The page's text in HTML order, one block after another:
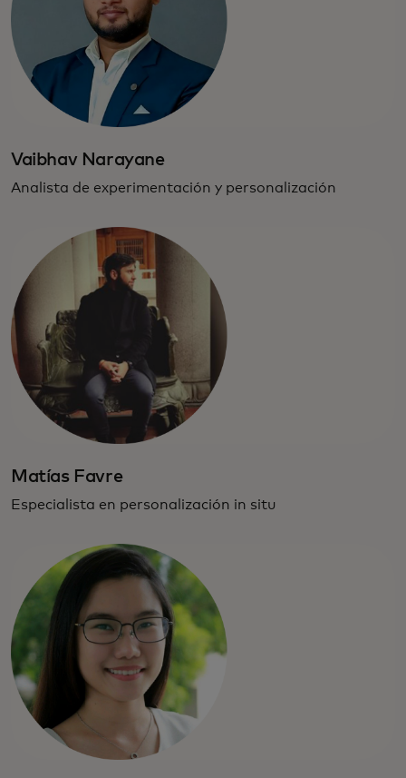
Vaibhav Narayane
Analista de experimentación y personalización
Matías Favre
Especialista en personalización in situ